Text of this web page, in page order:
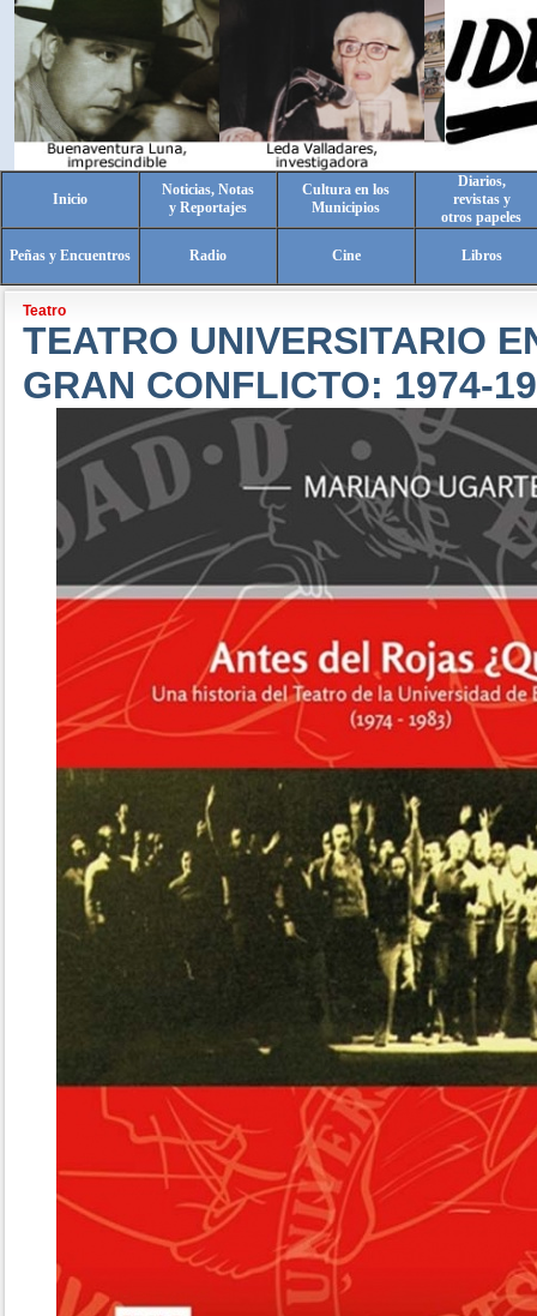
Inicio
Noticias, Notas
y Reportajes
Cultura en los
Municipios
Diarios,
revistas y
otros papeles
Peñas y Encuentros Radio Cine Libros
Teatro
TEATRO UNIVERSITARIO
GRAN CONFLICTO: 1974-